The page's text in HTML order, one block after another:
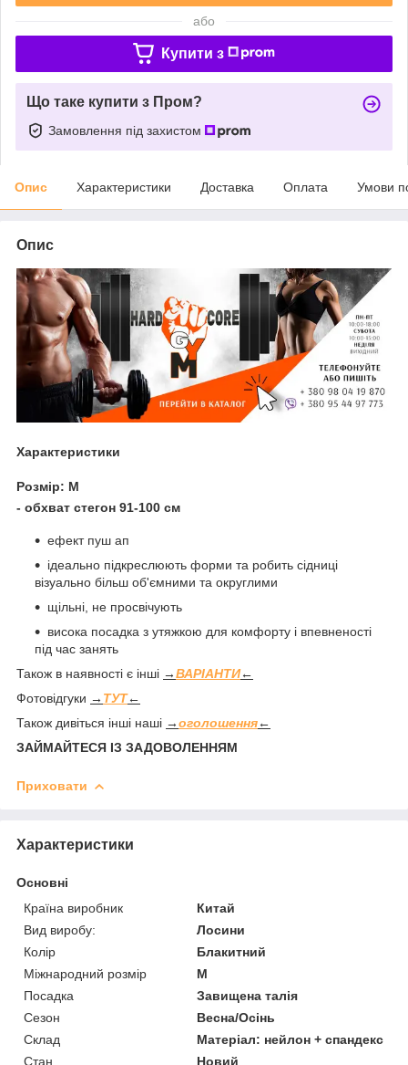
або
Купити з
Що таке купити з Пром?
Замовлення під захистом
Опис Характеристики Доставка Оплата Умови
Опис
Характеристики
Розмір: M
- обхват стегон 91-100 см
ефект пуш ап
ідеально підкреслюють форми та робить сідниці
візуально більш об'ємними та округлими
щільні, не просвічують
висока посадка з утяжкою для комфорту і впевненості
під час занять
Також в наявності є інші →ВАРІАНТИ←
Фотовідгуки → ТУТ←
Також дивіться інші наші →оголошення←
ЗАЙМАЙТЕСЯ ІЗ ЗАДОВОЛЕННЯМ
Приховати
Характеристики
Основні
Країна виробник
Китай
Вид виробу:
Лосини
Колір
Блакитний
Міжнародний розмір
M
Посадка
Завищена талія
Сезон
Весна/Осінь
Склад
Матеріал: нейлон + спандекс
Стан
Новий